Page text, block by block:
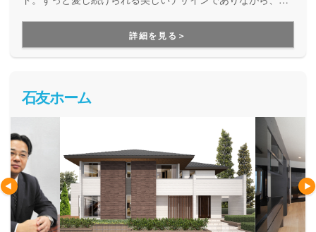
間を一部 2 階に「プラス」します。
時代とともに変化するライフスタイルやライフステージに合
わせて何度でも間取りを変える事ができる家づくりです。
詳細を見る＞
石友ホーム